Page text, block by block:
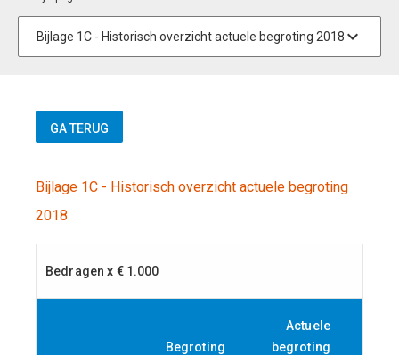
Bijlage 1C - Historisch overzicht actuele begroting
2018
Bedragen x € 1.000
Begroting
Actuele
begroting